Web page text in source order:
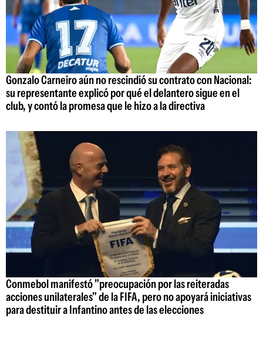
Gonzalo Carneiro aún no rescindió su contrato con Nacional:
su representante explicó por qué el delantero sigue en el
club, y contó la promesa que le hizo a la directiva
Conmebol manifestó "preocupación por las reiteradas
acciones unilaterales" de la FIFA, pero no apoyará iniciativas
para destituir a Infantino antes de las elecciones